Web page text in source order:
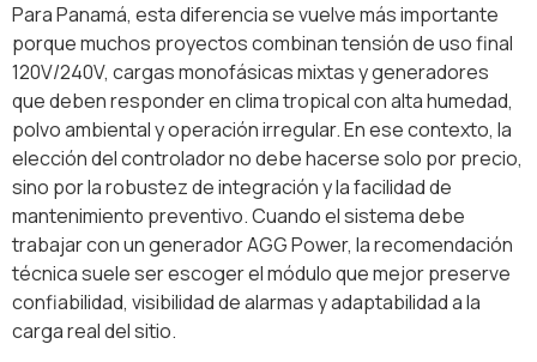
Para Panamá, esta diferencia se vuelve más importante
porque muchos proyectos combinan tensión de uso final
120V/240V, cargas monofásicas mixtas y generadores
que deben responder en clima tropical con alta humedad,
polvo ambiental y operación irregular. En ese contexto, la
elección del controlador no debe hacerse solo por precio,
sino por la robustez de integración y la facilidad de
mantenimiento preventivo. Cuando el sistema debe
trabajar con un generador AGG Power, la recomendación
técnica suele ser escoger el módulo que mejor preserve
confiabilidad, visibilidad de alarmas y adaptabilidad a la
carga real del sitio.